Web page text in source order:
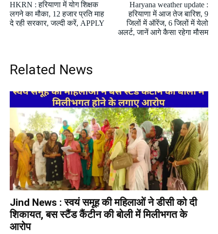
HKRN : हरियाणा में योग शिक्षक
लगने का मौका, 12 हजार प्रति माह
दे रही सरकार, जल्दी करें, APPLY
Haryana weather update :
हरियाणा में आज तेज बारिश, 9
जिलों में ऑरेंज, 6 जिलों में येलो
अलर्ट, जानें आगे कैसा रहेगा मौसम
Related News
Jind News : स्वयं समूह की महिलाओं ने डीसी को दी
शिकायत, बस स्टैंड कैंटीन की बोली में मिलीभगत के
आरोप